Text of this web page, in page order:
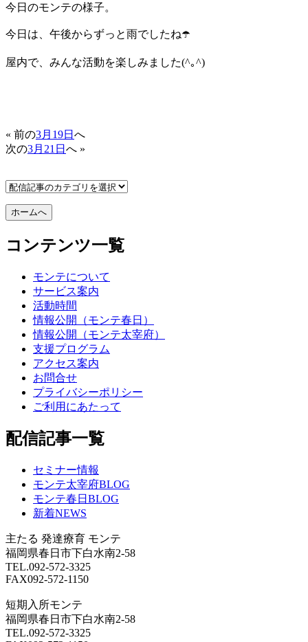
今日のモンテの様子。
今日は、午後からずっと雨でしたね☂️
屋内で、みんな活動を楽しみました(^｡^)
« 前の3月19日 へ
次の3月21日 へ »
コンテンツ一覧
モンテについて
サービス案内
活動時間
情報公開（モンテ春日）
情報公開（モンテ太宰府）
支援プログラム
アクセス案内
お問合せ
プライバシーポリシー
ご利用にあたって
配信記事一覧
セミナー情報
モンテ太宰府BLOG
モンテ春日BLOG
新着NEWS
主たる 発達療育 モンテ
福岡県春日市下白水南2-58
TEL.092-572-3325
FAX092-572-1150
短期入所モンテ
福岡県春日市下白水南2-58
TEL.092-572-3325